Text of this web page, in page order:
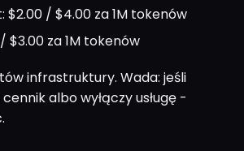
$2.00 / $4.00 za 1M tokenów
$3.00 za 1M tokenów
infrastruktury. Wada: jeśli
albo wyłączy usługę -